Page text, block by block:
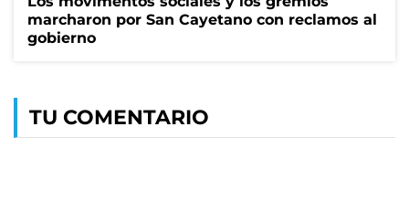
marcharon por San Cayetano con reclamos al
gobierno
TU COMENTARIO